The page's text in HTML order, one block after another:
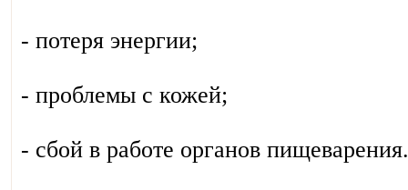
- потеря энергии;
- проблемы с кожей;
- сбой в работе органов пищеварения.